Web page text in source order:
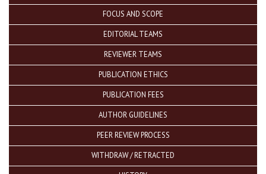
FOCUS AND SCOPE
EDITORIAL TEAMS
REVIEWER TEAMS
PUBLICATION ETHICS
PUBLICATION FEES
AUTHOR GUIDELINES
PEER REVIEW PROCESS
WITHDRAW / RETRACTED